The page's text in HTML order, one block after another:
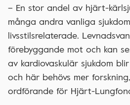
– En stor andel av hjärt-
många andra vanliga
livsstilsrelaterade.
förebyggande mot och kan
av kardiovaskulär sjukdom
och här behövs mer
ordförande för Hjärt-